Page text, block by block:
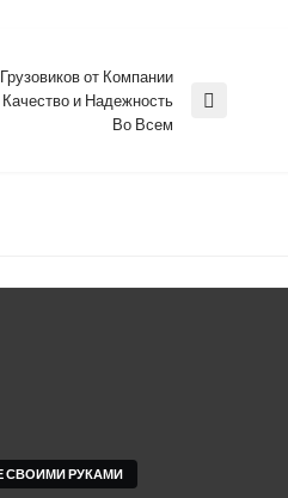
от Компании
и Надежность
Во Всем
СВОИМИ РУКАМИ